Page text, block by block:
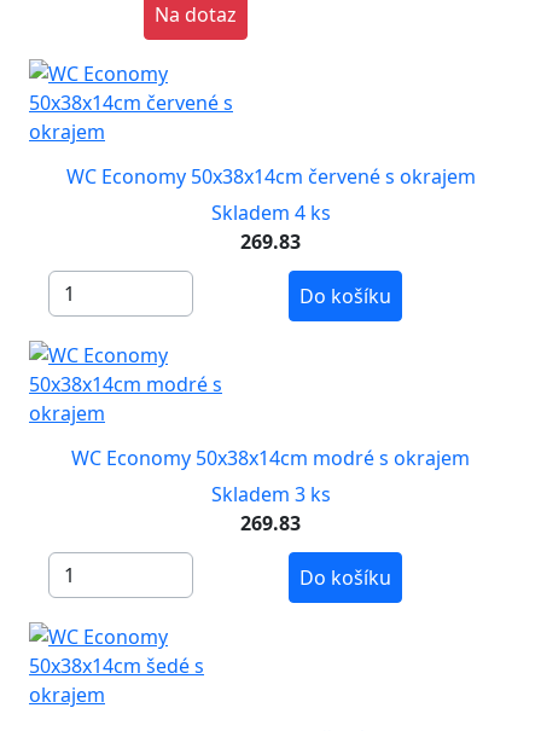
Na dotaz
WC Economy 50x38x14cm červené s okrajem
Skladem 4 ks
269.83
Do košíku
WC Economy 50x38x14cm modré s okrajem
Skladem 3 ks
269.83
Do košíku